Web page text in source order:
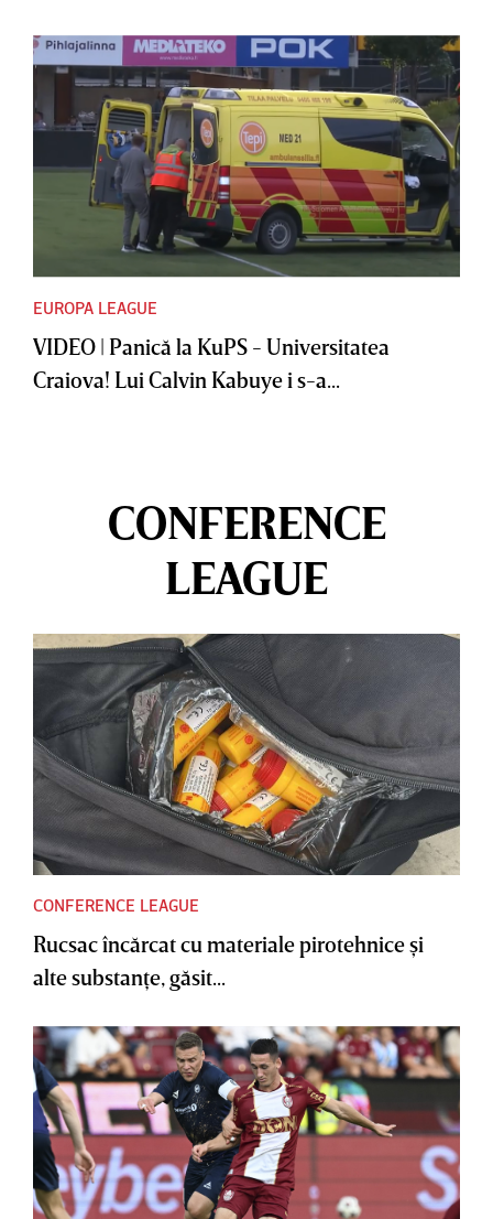
EUROPA LEAGUE
VIDEO | Panică la KuPS - Universitatea
Craiova! Lui Calvin Kabuye i s-a...
CONFERENCE
LEAGUE
CONFERENCE LEAGUE
Rucsac încărcat cu materiale pirotehnice şi
alte substanţe, găsit...